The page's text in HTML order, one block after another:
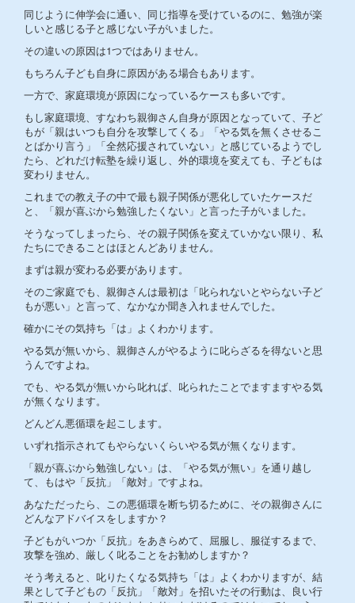
同じように伸学会に通い、同じ指導を受けているのに、勉強が楽
しいと感じる子と感じない子がいました。
その違いの原因は1つではありません。
もちろん子ども自身に原因がある場合もあります。
一方で、家庭環境が原因になっているケースも多いです。
もし家庭環境、すなわち親御さん自身が原因となっていて、子ど
もが「親はいつも自分を攻撃してくる」「やる気を無くさせるこ
とばかり言う」「全然応援されていない」と感じているようでし
たら、どれだけ転塾を繰り返し、外的環境を変えても、子どもは
変わりません。
これまでの教え子の中で最も親子関係が悪化していたケースだ
と、「親が喜ぶから勉強したくない」と言った子がいました。
そうなってしまったら、その親子関係を変えていかない限り、私
たちにできることはほとんどありません。
まずは親が変わる必要があります。
そのご家庭でも、親御さんは最初は「叱られないとやらない子ど
もが悪い」と言って、なかなか聞き入れませんでした。
確かにその気持ち「は」よくわかります。
やる気が無いから、親御さんがやるように叱らざるを得ないと思
うんですよね。
でも、やる気が無いから叱れば、叱られたことでますますやる気
が無くなります。
どんどん悪循環を起こします。
いずれ指示されてもやらないくらいやる気が無くなります。
「親が喜ぶから勉強しない」は、「やる気が無い」を通り越し
て、もはや「反抗」「敵対」ですよね。
あなただったら、この悪循環を断ち切るために、その親御さんに
どんなアドバイスをしますか？
子どもがいつか「反抗」をあきらめて、屈服し、服従するまで、
攻撃を強め、厳しく叱ることをお勧めしますか？
そう考えると、叱りたくなる気持ち「は」よくわかりますが、結
果として子どもの「反抗」「敵対」を招いたその行動は、良い行